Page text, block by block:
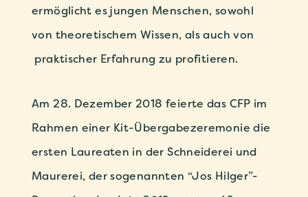
ermöglicht es jungen Menschen, sowohl
von theoretischem Wissen, als auch von
praktischer Erfahrung zu profitieren.
Am 28. Dezember 2018 feierte das CFP im
Rahmen einer Kit-Übergabezeremonie die
ersten Laureaten in der Schneiderei und
Maurerei, der sogenannten “Jos Hilger”-